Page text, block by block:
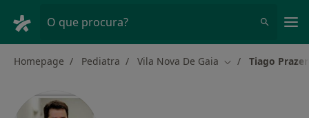
O que procura?
Homepage Pediatra Vila Nova De Gaia Mudar de cidade
Tiago